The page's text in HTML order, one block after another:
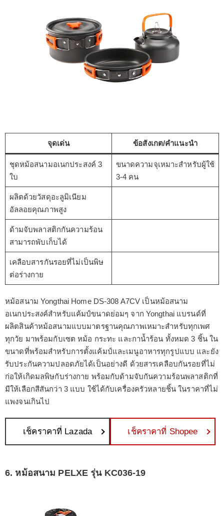
จุดเด่น ข้อสังเกต/คำแนะนำ
ชุดหม้อสนามอเนกประสงค์ 3
ใบ
ขนาดความจุเหมาะสำหรับผู้ใช้
3-4 คน
ผลิตด้วยวัสดุอะลูมิเนียม
อัลลอยคุณภาพสูง
ด้ามจับพลาสติกกันความร้อน
สามารถพับเก็บได้
เคลือบสารกันรอยที่ไม่เป็นพิษ
ต่อร่างกาย
หม้อสนาม Yongthai Home DS-308 A7CV เป็นหม้อสนาม
อเนกประสงค์สำหรับแค้มป์ขนาดย่อมๆ จาก Yongthai แบรนด์ที่
ผลิตสินค้าหม้อสนามแบบมาตรฐานคุณภาพเหมาะสำหรับทุกเพศ
ทุกวัย มาพร้อมกับเซต หม้อ กระทะ และกาน้ำร้อน ทั้งหมด 3 ชิ้น ใน
ขนาดที่พร้อมสำหรับการตั้งแค้มป์และเมนูอาหารทุกรูปแบบ และยัง
รับประกันความปลอดภัยได้เป็นอย่างดี ด้วยสารเคลือบกันรอยที่ไม่
ก่อให้เกิดมลพิษกับร่างกาย พร้อมกับด้ามจับกันความร้อนพลาสติกที่
มีให้เลือกสีสันกว่า 3 แบบ ใช้ได้กับเครื่องครัวหลายชิ้น ในราคาที่ไม่
แพงจนเกินไป
เช็คราคาที่ Lazada เช็คราคาที่ Shopee
6. หม้อสนาม PELXE รุ่น KC036-19